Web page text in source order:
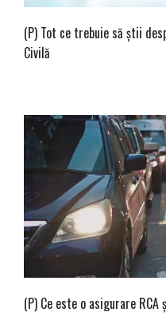
(P) Tot ce trebuie să știi
Civilă
(P) Ce este o asigurare